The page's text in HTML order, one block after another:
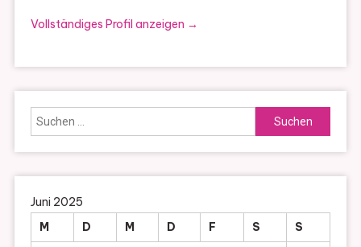
Vollständiges Profil anzeigen →
Suchen
nach:
Juni 2025
M
D M D F S
S